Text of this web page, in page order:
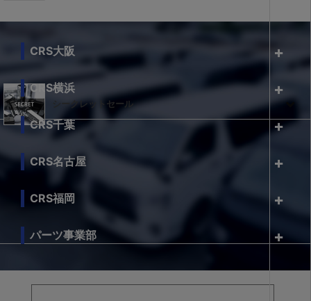
シークレットセール
CRS大阪
CRS横浜
CRS千葉
CRS名古屋
CRS福岡
パーツ事業部